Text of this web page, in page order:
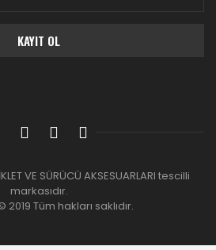
KAYIT OL
VE SÜRÜCÜ AKSESUARLARI tescilli
markasıdır.
Tüm hakları saklıdır.